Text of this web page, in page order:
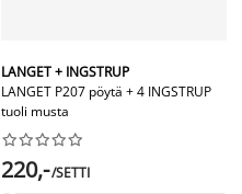
LANGET + INGSTRUP
LANGET P207 pöytä + 4 INGSTRUP
tuoli musta






220,-/SETTI